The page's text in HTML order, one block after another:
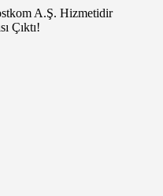
A.Ş. Hizmetidir
Çıktı!